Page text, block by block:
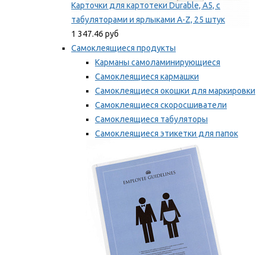
Карточки для картотеки Durable, A5, с
табуляторами и ярлыками A-Z, 25 штук
1 347.46 руб
Самоклеящиеся продукты
Карманы самоламинирующиеся
Самоклеящиеся кармашки
Самоклеящиеся окошки для маркировки
Самоклеящиеся скоросшиватели
Самоклеящиеся табуляторы
Самоклеящиеся этикетки для папок
Таблички для маркировки
Мы рекомендуем